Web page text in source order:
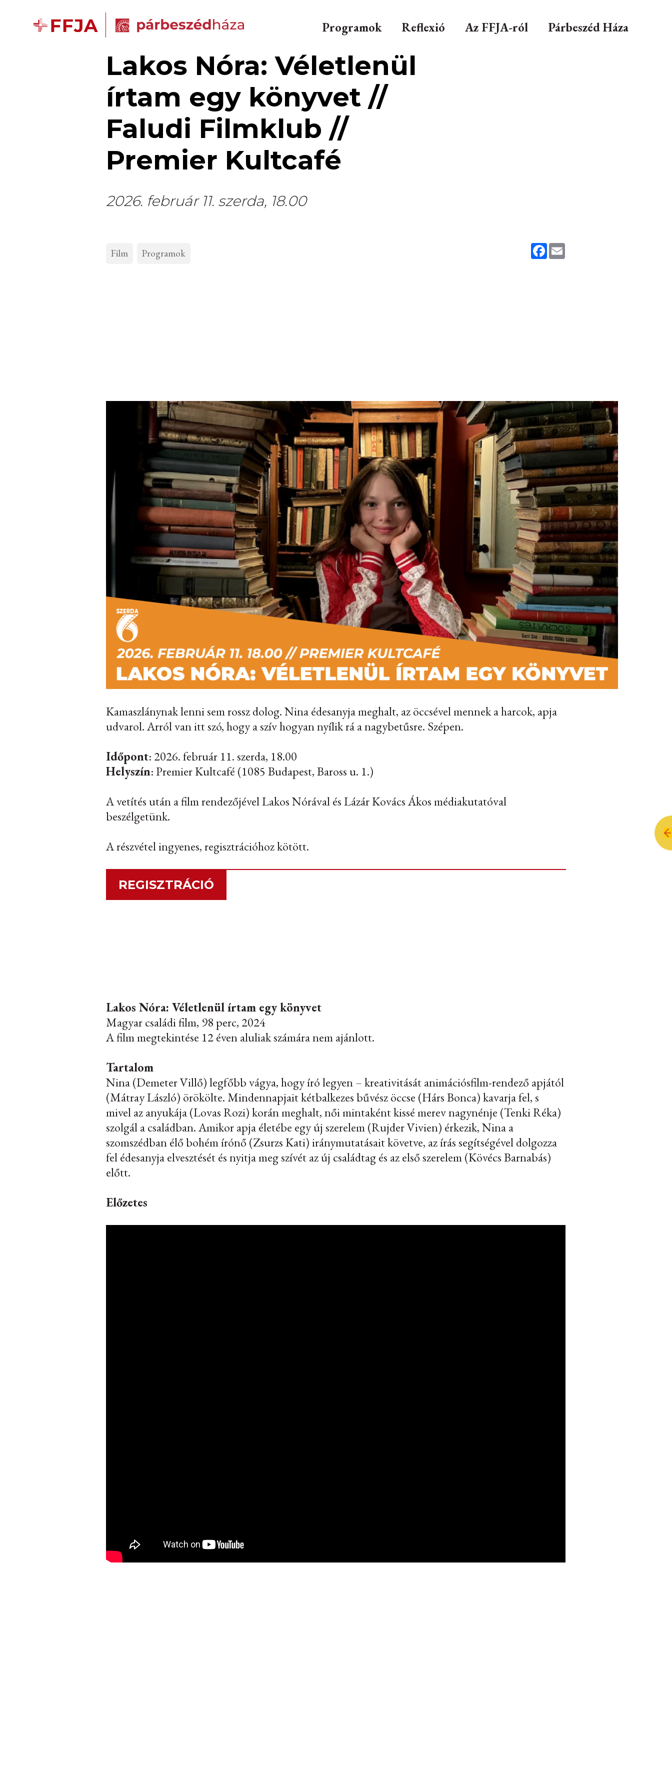
Programok Reflexió Az FFJA-ról Párbeszéd Háza
Lakos Nóra: Véletlenül
írtam egy könyvet //
Faludi Filmklub //
Premier Kultcafé
2026. február 11. szerda, 18.00
Facebook
Email
Film Programok
Kamaszlánynak lenni sem rossz dolog. Nina édesanyja meghalt, az öccsével mennek a harcok, apja
udvarol. Arról van itt szó, hogy a szív hogyan nyílik rá a nagybetűsre. Szépen.
Időpont: 2026. február 11. szerda, 18.00
Helyszín: Premier Kultcafé (1085 Budapest, Baross u. 1.)
A vetítés után a film rendezőjével Lakos Nórával és Lázár Kovács Ákos médiakutatóval
beszélgetünk.
A részvétel ingyenes, regisztrációhoz kötött.
REGISZTRÁCIÓ
Lakos Nóra: Véletlenül írtam egy könyvet
Magyar családi film, 98 perc, 2024
A film megtekintése 12 éven aluliak számára nem ajánlott.
Tartalom
Nina (Demeter Villő) legfőbb vágya, hogy író legyen – kreativitását animációsfilm-rendező apjától
(Mátray László) örökölte. Mindennapjait kétbalkezes bűvész öccse (Hárs Bonca) kavarja fel, s
mivel az anyukája (Lovas Rozi) korán meghalt, női mintaként kissé merev nagynénje (Tenki Réka)
szolgál a családban. Amikor apja életébe egy új szerelem (Rujder Vivien) érkezik, Nina a
szomszédban élő bohém írónő (Zsurzs Kati) iránymutatásait követve, az írás segítségével dolgozza
fel édesanyja elvesztését és nyitja meg szívét az új családtag és az első szerelem (Kövécs Barnabás)
előtt.
Előzetes